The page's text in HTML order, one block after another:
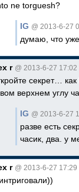
ne torguesh?
IG @ 2013-6-27
думаю, что уже
r @ 2013-6-27 17:02
секрет…
верхнем углу
IG @ 2013-6-27
разве есть
часик, два. у
r @ 2013-6-27 17:29